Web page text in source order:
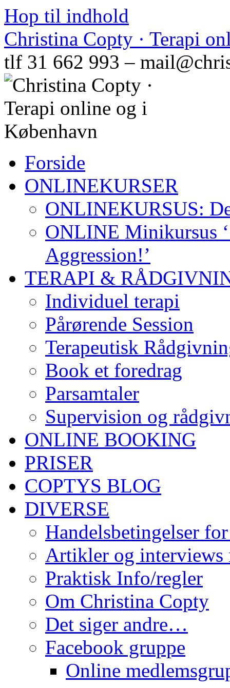
Hop til indhold
Christina Copty · Terapi
tlf 31 662 993 –
Forside
ONLINEKURSER
ONLINEKURSUS:
ONLINE Minikursus
Aggression!’
TERAPI &
Individuel terapi
Pårørende Session
Terapeutisk
Book et foredrag
Parsamtaler
Supervision og
ONLINE BOOKING
PRISER
COPTYS BLOG
DIVERSE
Handelsbetingelser
Artikler og interviews
Praktisk Info/regler
Om Christina Copty
Det siger andre…
Facebook gruppe
Online